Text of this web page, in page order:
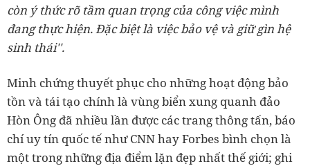
còn ý thức rõ tầm quan trọng của công việc mình
đang thực hiện. Đặc biệt là việc bảo vệ và giữ gìn hệ
sinh thái''.
Minh chứng thuyết phục cho những hoạt động bảo
tồn và tái tạo chính là vùng biển xung quanh đảo
Hòn Ông đã nhiều lần được các trang thông tấn, báo
chí uy tín quốc tế như CNN hay Forbes bình chọn là
một trong những địa điểm lặn đẹp nhất thế giới; ghi